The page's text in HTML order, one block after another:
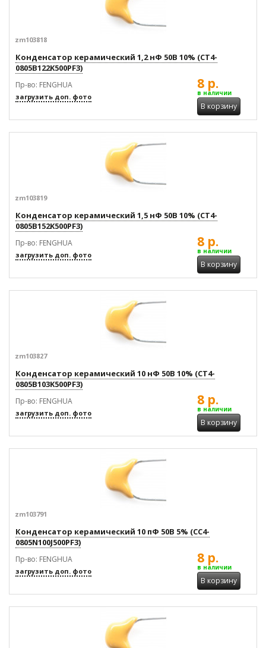
zm103818
Конденсатор керамический 1,2 нФ 50В 10% (CT4-
0805B122K500PF3)
Пр-во: FENGHUA
загрузить доп. фото
8 р.
в наличии
В корзину
zm103819
Конденсатор керамический 1,5 нФ 50В 10% (CT4-
0805B152K500PF3)
Пр-во: FENGHUA
загрузить доп. фото
8 р.
в наличии
В корзину
zm103827
Конденсатор керамический 10 нФ 50В 10% (CT4-
0805B103K500PF3)
Пр-во: FENGHUA
загрузить доп. фото
8 р.
в наличии
В корзину
zm103791
Конденсатор керамический 10 пФ 50В 5% (CC4-
0805N100J500PF3)
Пр-во: FENGHUA
загрузить доп. фото
8 р.
в наличии
В корзину